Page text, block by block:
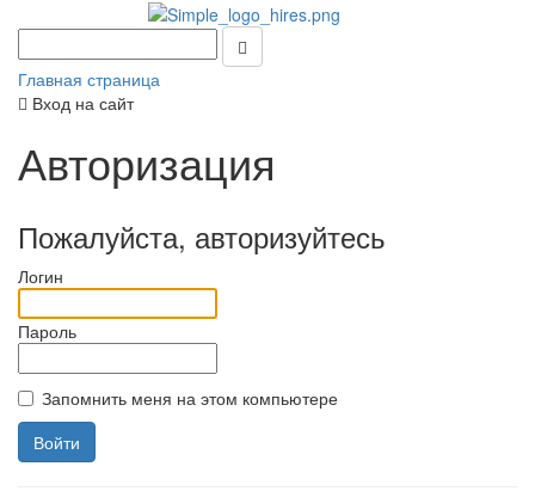
Главная страница
Вход на сайт
Авторизация
Пожалуйста, авторизуйтесь
Логин
Пароль
Запомнить меня на этом компьютере